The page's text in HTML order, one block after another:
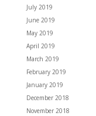
July 2019
June 2019
May 2019
April 2019
March 2019
February 2019
January 2019
December 2018
November 2018